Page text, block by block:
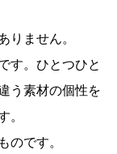
りません。
す。ひとつひと
う素材の個性を
。
のです。